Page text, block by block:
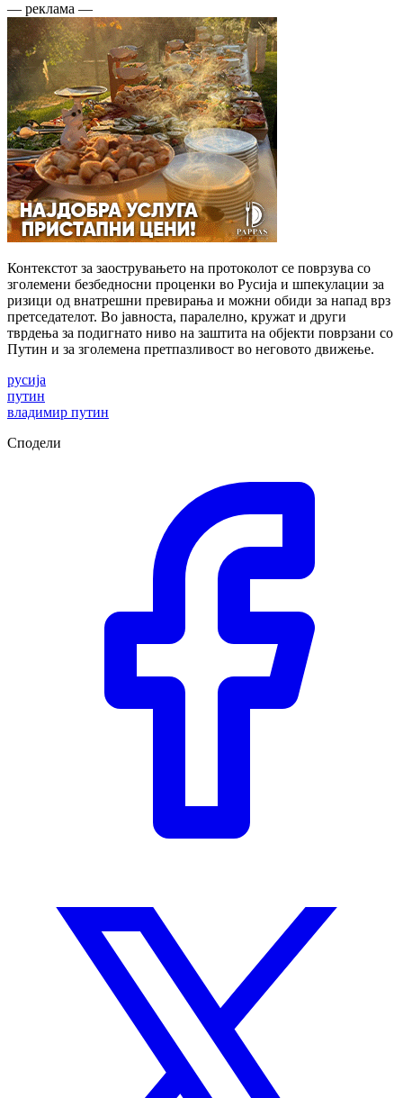
— реклама —
Контекстот за заострувањето на протоколот се поврзува со
зголемени безбедносни проценки во Русија и шпекулации за
ризици од внатрешни превирања и можни обиди за напад врз
претседателот. Во јавноста, паралелно, кружат и други
тврдења за подигнато ниво на заштита на објекти поврзани со
Путин и за зголемена претпазливост во неговото движење.
русија
путин
владимир путин
Сподели